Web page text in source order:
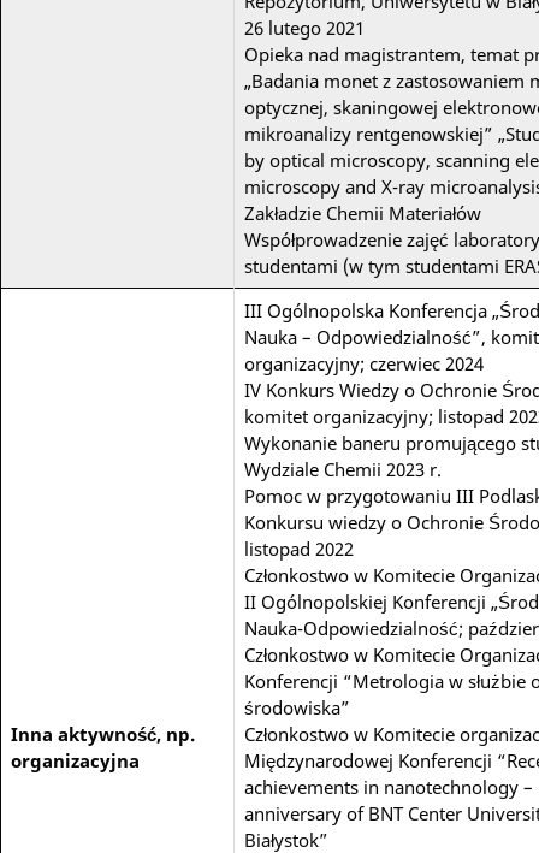
26 lutego 2021
Opieka nad magistrantem, temat
„Badania monet z zastosowaniem
optycznej, skaningowej
mikroanalizy rentgenowskiej”
by optical microscopy, scanning
microscopy and X-ray
Zakładzie Chemii Materiałów
Współprowadzenie zajęć
studentami (w tym studentami
Inna aktywność, np.
organizacyjna
III Ogólnopolska Konferencja
Nauka – Odpowiedzialność”,
organizacyjny; czerwiec 2024
IV Konkurs Wiedzy o Ochronie
komitet organizacyjny; listopad
Wykonanie baneru promującego
Wydziale Chemii 2023 r.
Pomoc w przygotowaniu III
Konkursu wiedzy o Ochronie
listopad 2022
Członkostwo w Komitecie
II Ogólnopolskiej Konferencji
Nauka-Odpowiedzialność;
Członkostwo w Komitecie
Konferencji “Metrologia w służbie
środowiska”
Członkostwo w Komitecie
Międzynarodowej Konferencji
achievements in nanotechnology –
anniversary of BNT Center
Białystok”